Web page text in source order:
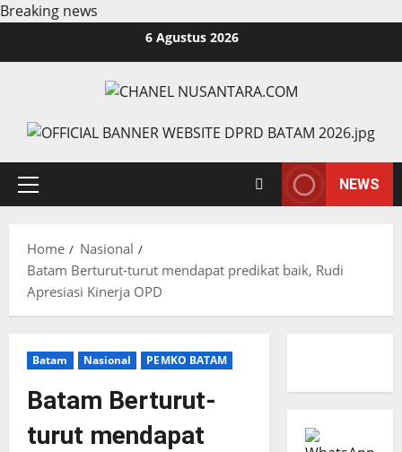
Breaking news
6 Agustus 2026
Primary
NEWS
Home
Nasional
Batam Berturut-turut mendapat predikat baik, Rudi
Apresiasi Kinerja OPD
Batam Nasional PEMKO BATAM
Batam Berturut-
turut mendapat